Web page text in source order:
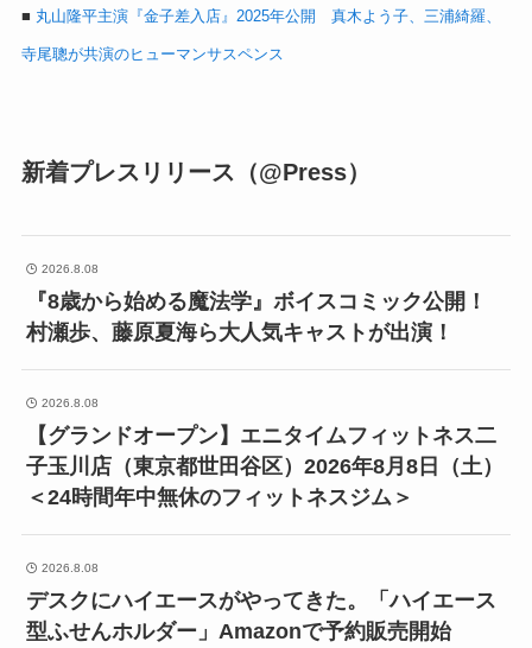
■ 丸山隆平主演『金子差入店』2025年公開 真木よう子、三浦綺羅、
寺尾聰が共演のヒューマンサスペンス
新着プレスリリース（@Press）
2026.8.08
『8歳から始める魔法学』ボイスコミック公開！
村瀬歩、藤原夏海ら大人気キャストが出演！
2026.8.08
【グランドオープン】エニタイムフィットネス二
子玉川店（東京都世田谷区）2026年8月8日（土）
＜24時間年中無休のフィットネスジム＞
2026.8.08
デスクにハイエースがやってきた。「ハイエース
型ふせんホルダー」Amazonで予約販売開始